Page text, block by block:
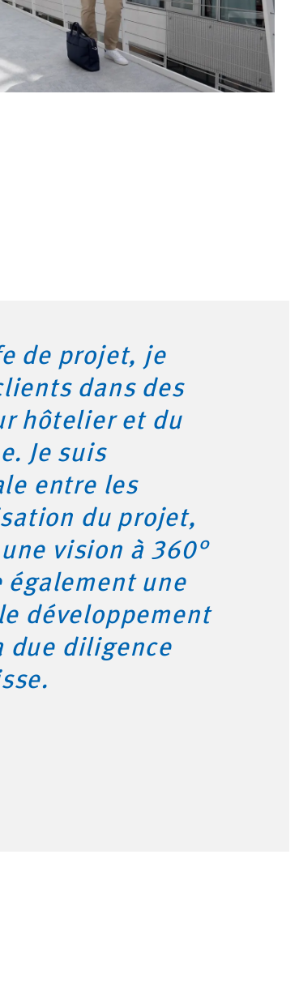
de projet, je
dans des
hôtelier et du
Je suis
entre les
du projet,
vision à 360°
également une
développement
due diligence